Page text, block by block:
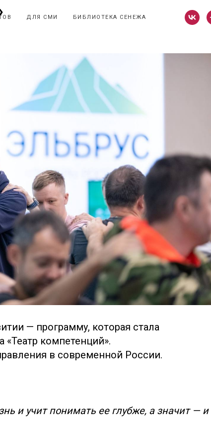
ДЛЯ СМИ БИБЛИОТЕКА СЕНЕЖА
— программу, которая стала
компетенций».
в современной России.
и учит понимать ее глубже, а значит — и